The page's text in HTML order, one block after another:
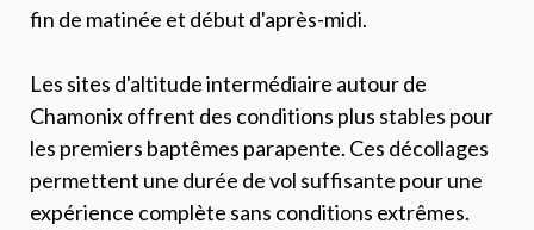
fin de matinée et début d'après-midi.
Les sites d'altitude intermédiaire autour de
Chamonix offrent des conditions plus stables pour
les premiers baptêmes parapente. Ces décollages
permettent une durée de vol suffisante pour une
expérience complète sans conditions extrêmes.